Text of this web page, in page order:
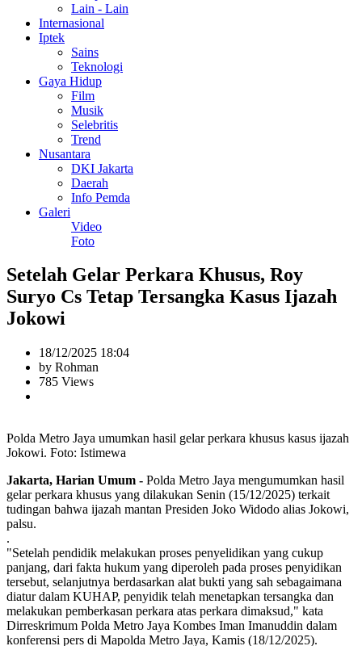
Lain - Lain
Internasional
Iptek
Sains
Teknologi
Gaya Hidup
Film
Musik
Selebritis
Trend
Nusantara
DKI Jakarta
Daerah
Info Pemda
Galeri
Video
Foto
Setelah Gelar Perkara Khusus, Roy
Suryo Cs Tetap Tersangka Kasus Ijazah
Jokowi
18/12/2025 18:04
by Rohman
785 Views
Polda Metro Jaya umumkan hasil gelar perkara khusus kasus ijazah
Jokowi. Foto: Istimewa
Jakarta, Harian Umum - Polda Metro Jaya mengumumkan hasil
gelar perkara khusus yang dilakukan Senin (15/12/2025) terkait
tudingan bahwa ijazah mantan Presiden Joko Widodo alias Jokowi,
palsu.
.
"Setelah pendidik melakukan proses penyelidikan yang cukup
panjang, dari fakta hukum yang diperoleh pada proses penyidikan
tersebut, selanjutnya berdasarkan alat bukti yang sah sebagaimana
diatur dalam KUHAP, penyidik telah menetapkan tersangka dan
melakukan pemberkasan perkara atas perkara dimaksud," kata
Dirreskrimum Polda Metro Jaya Kombes Iman Imanuddin dalam
konferensi pers di Mapolda Metro Jaya, Kamis (18/12/2025).